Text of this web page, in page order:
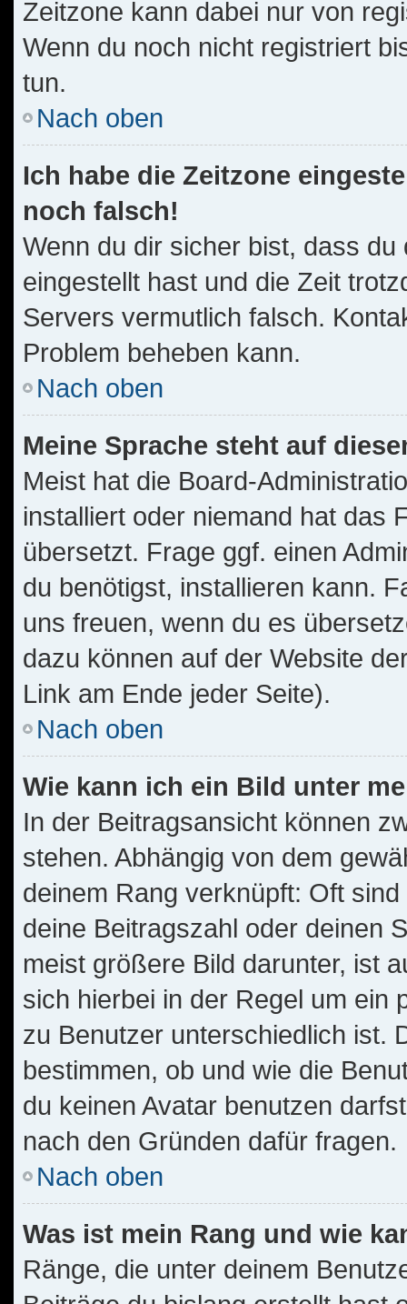
Zeitzone kann dabei nur von
Wenn du noch nicht registriert
tun.
Nach oben
Ich habe die Zeitzone
noch falsch!
Wenn du dir sicher bist, dass
eingestellt hast und die Zeit
Servers vermutlich falsch.
Problem beheben kann.
Nach oben
Meine Sprache steht auf
Meist hat die Board-
installiert oder niemand hat das
übersetzt. Frage ggf. einen
du benötigst, installieren kann.
uns freuen, wenn du es
dazu können auf der Website
Link am Ende jeder Seite).
Nach oben
Wie kann ich ein Bild unter
In der Beitragsansicht können
stehen. Abhängig von dem
deinem Rang verknüpft: Oft
deine Beitragszahl oder deinen
meist größere Bild darunter, ist
sich hierbei in der Regel um ein
zu Benutzer unterschiedlich ist.
bestimmen, ob und wie die
du keinen Avatar benutzen
nach den Gründen dafür fragen.
Nach oben
Was ist mein Rang und wie
Ränge, die unter deinem